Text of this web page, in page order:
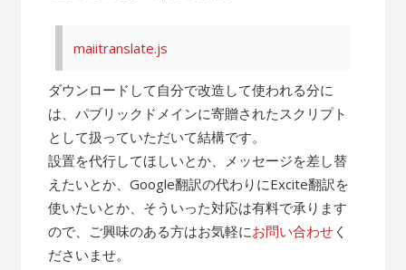
maiitranslate.js
ダウンロードして自分で改造して使われる分に
は、パブリックドメインに寄贈されたスクリプト
として扱っていただいて結構です。
設置を代行してほしいとか、メッセージを差し替
えたいとか、Google翻訳の代わりにExcite翻訳を
使いたいとか、そういった対応は有料で承ります
ので、ご興味のある方はお気軽にお問い合わせ く
ださいませ。